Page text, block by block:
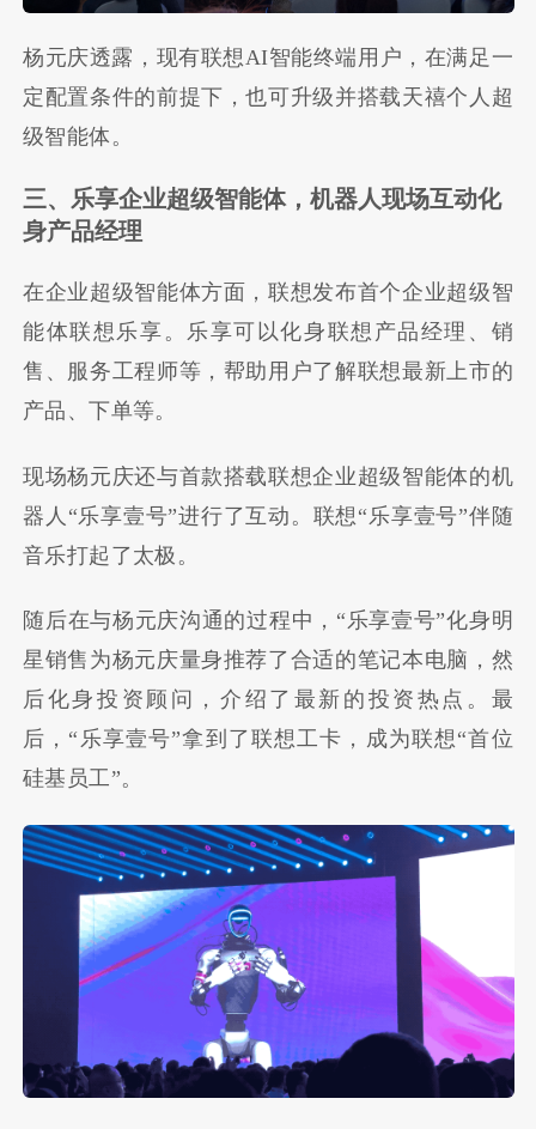
杨元庆透露，现有联想AI智能终端用户，在满足一
定配置条件的前提下，也可升级并搭载天禧个人超
级智能体。
三、乐享企业超级智能体，机器人现场互动化
身产品经理
在企业超级智能体方面，联想发布首个企业超级智
能体联想乐享。乐享可以化身联想产品经理、销
售、服务工程师等，帮助用户了解联想最新上市的
产品、下单等。
现场杨元庆还与首款搭载联想企业超级智能体的机
器人 “乐享壹号”进行了互动。联想 “乐享壹号”伴随
音乐打起了太极。
随后在与杨元庆沟通的过程中， “乐享壹号”化身明
星销售为杨元庆量身推荐了合适的笔记本电脑，然
后化身投资顾问，介绍了最新的投资热点。最
后， “乐享壹号”拿到了联想工卡，成为联想“首位
硅基员工”。